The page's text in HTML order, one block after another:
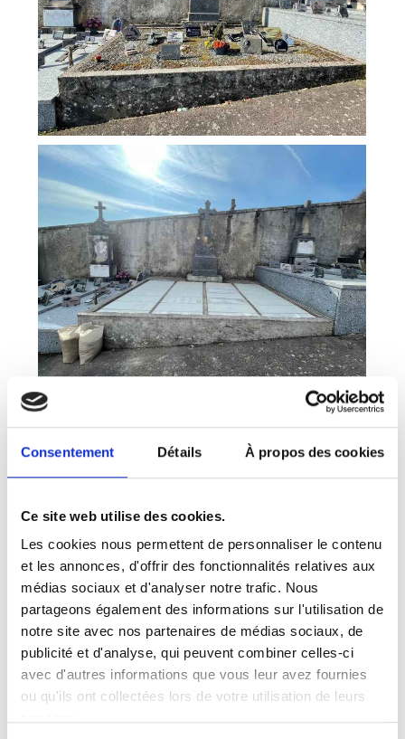
Consentement Détails À propos des cookies
Ce site web utilise des cookies.
Les cookies nous permettent de personnaliser le contenu
et les annonces, d'offrir des fonctionnalités relatives aux
médias sociaux et d'analyser notre trafic. Nous
partageons également des informations sur l'utilisation de
notre site avec nos partenaires de médias sociaux, de
publicité et d'analyse, qui peuvent combiner celles-ci
avec d'autres informations que vous leur avez fournies
ou qu'ils ont collectées lors de votre utilisation de leurs